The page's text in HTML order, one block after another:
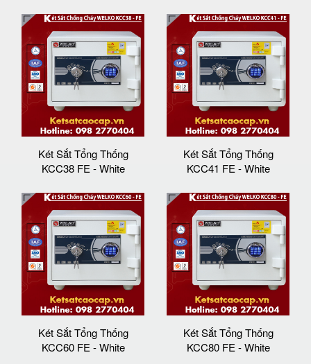
Két Sắt Tổng Thống
KCC38 FE - White
Két Sắt Tổng Thống
KCC41 FE - White
Két Sắt Tổng Thống
KCC60 FE - White
Két Sắt Tổng Thống
KCC80 FE - White